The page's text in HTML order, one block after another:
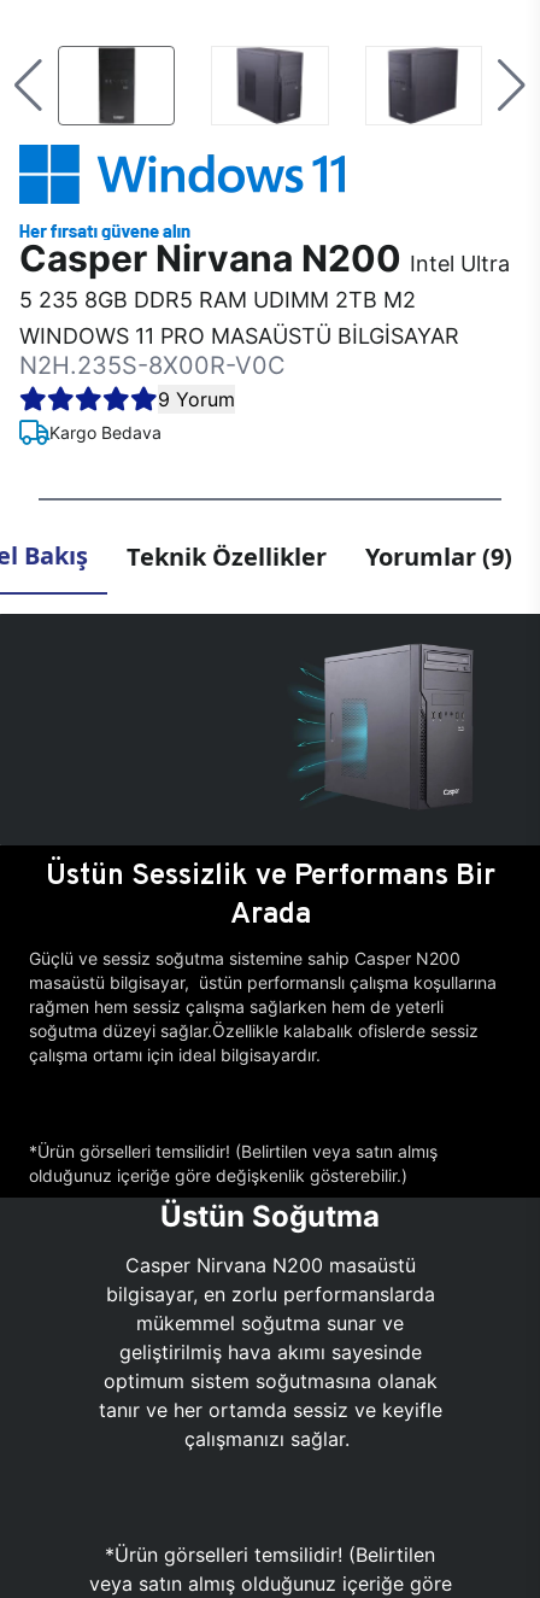
Casper Nirvana N200 Intel Ultra
5 235 8GB DDR5 RAM UDIMM 2TB M2
WINDOWS 11 PRO MASAÜSTÜ BİLGİSAYAR
N2H.235S-8X00R-V0C
9 Yorum
Kargo Bedava
Bakış Teknik Özellikler Yorumlar (9)
Üstün Sessizlik ve Performans Bir
Arada
Güçlü ve sessiz soğutma sistemine sahip Casper N200
masaüstü bilgisayar, üstün performanslı çalışma koşullarına
rağmen hem sessiz çalışma sağlarken hem de yeterli
soğutma düzeyi sağlar.Özellikle kalabalık ofislerde sessiz
çalışma ortamı için ideal bilgisayardır.
*Ürün görselleri temsilidir! (Belirtilen veya satın almış
olduğunuz içeriğe göre değişkenlik gösterebilir.)
Üstün Soğutma
Casper Nirvana N200 masaüstü
bilgisayar, en zorlu performanslarda
mükemmel soğutma sunar ve
geliştirilmiş hava akımı sayesinde
optimum sistem soğutmasına olanak
tanır ve her ortamda sessiz ve keyifle
çalışmanızı sağlar.
*Ürün görselleri temsilidir! (Belirtilen
veya satın almış olduğunuz içeriğe göre